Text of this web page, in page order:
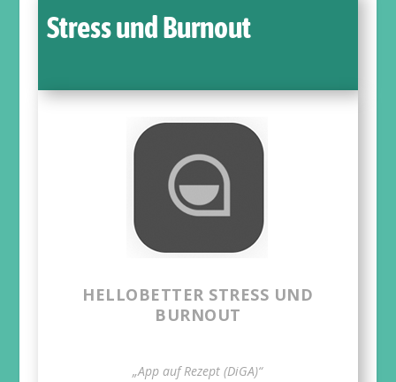
Stress und Burnout
HELLOBETTER STRESS UND
BURNOUT
„App auf Rezept (DiGA)“